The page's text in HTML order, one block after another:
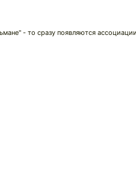
- то сразу появляются